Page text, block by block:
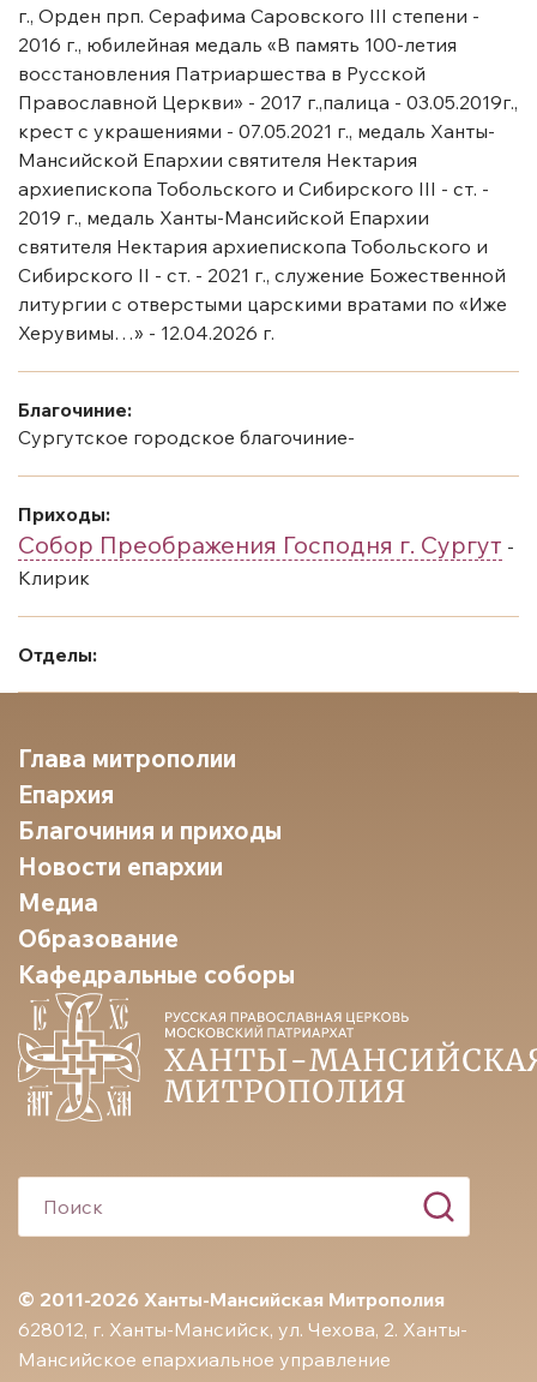
г., Орден прп. Серафима Саровского III степени -
2016 г., юбилейная медаль «В память 100-летия
восстановления Патриаршества в Русской
Православной Церкви» - 2017 г.,палица - 03.05.2019г.,
крест с украшениями - 07.05.2021 г., медаль Ханты-
Мансийской Епархии святителя Нектария
архиепископа Тобольского и Сибирского III - ст. -
2019 г., медаль Ханты-Мансийской Епархии
святителя Нектария архиепископа Тобольского и
Сибирского II - ст. - 2021 г., служение Божественной
литургии с отверстыми царскими вратами по «Иже
Херувимы…» - 12.04.2026 г.
Благочиние:
Сургутское городское благочиние-
Приходы:
Собор Преображения Господня г. Сургут -
Клирик
Отделы:
© 2011-2026 Ханты-Мансийская Митрополия
628012, г. Ханты-Мансийск, ул. Чехова, 2. Ханты-
Мансийское епархиальное управление
Глава митрополии
Епархия
Благочиния и приходы
Новости епархии
Медиа
Образование
Кафедральные соборы